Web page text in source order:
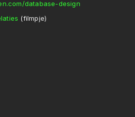
database-design
(filmpje)